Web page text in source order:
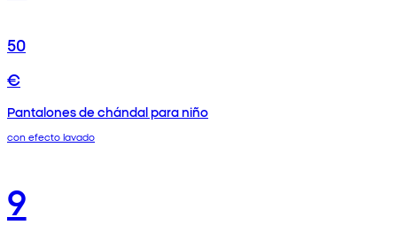
50
€
Pantalones de chándal para niño
con efecto lavado
9